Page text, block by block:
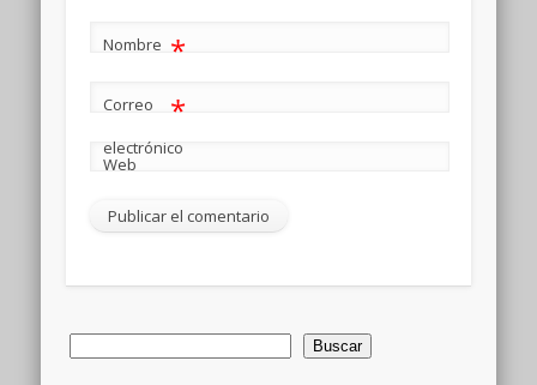
Nombre *
Correo
electrónico
*
Web
Buscar